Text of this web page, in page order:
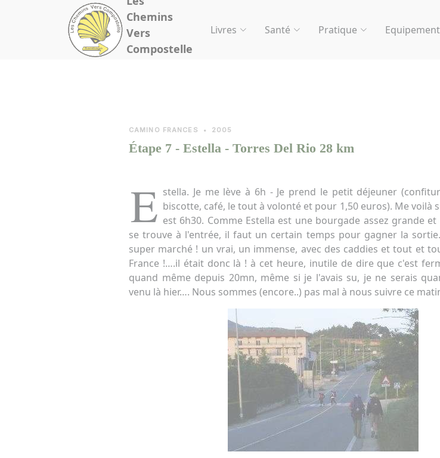
Panneau de gestion des cookies
Chemins
Vers
Compostelle
Livres Santé Pratique Equipement
CAMINO FRANCES • 2005
Étape 7 - Estella - Torres Del Rio 28 km
E stella. Je me lève à 6h - Je prend le petit déjeuner
biscotte, café, le tout à volonté et pour 1,50 euros). Me voilà
est 6h30. Comme Estella est une bourgade assez grande
se trouve à l'entrée, il faut un certain temps pour gagner la
super marché ! un vrai, un immense, avec des caddies et tout et
France !….il était donc là ! à cet heure, inutile de dire que c'est
quand même depuis 20mn, même si je l'avais su, je ne serais
venu là hier…. Nous sommes (encore..) pas mal à nous suivre ce